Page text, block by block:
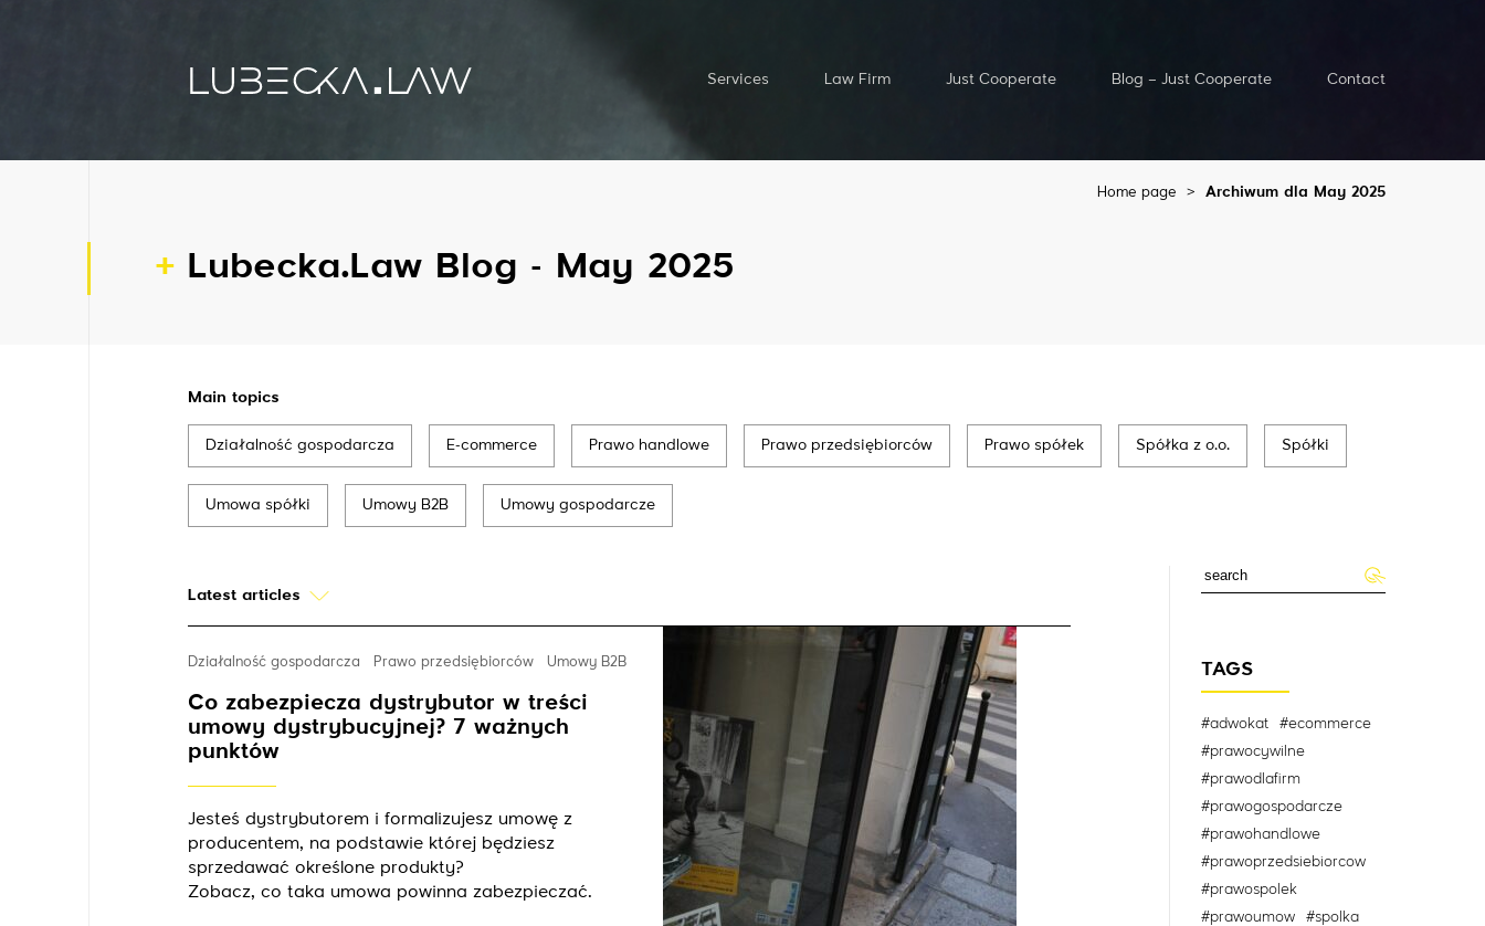
Services Law Firm Just Cooperate Blog – Just Cooperate Contact
Home page > Archiwum dla May 2025
Lubecka.Law Blog - May 2025
Main topics
Działalność gospodarcza E-commerce Prawo handlowe Prawo przedsiębiorców Prawo spółek Spółka z o.o. Spółki
Umowa spółki Umowy B2B Umowy gospodarcze
Latest articles
Działalność gospodarcza Prawo przedsiębiorców Umowy B2B
Co zabezpiecza dystrybutor w treści
umowy dystrybucyjnej? 7 ważnych
punktów
Jesteś dystrybutorem i formalizujesz umowę z
producentem, na podstawie której będziesz
sprzedawać określone produkty?
Zobacz, co taka umowa powinna zabezpieczać.
TAGS
#adwokat
#ecommerce
#prawocywilne
#prawodlafirm
#prawogospodarcze
#prawohandlowe
#prawoprzedsiebiorcow
#prawospolek
#prawoumow
#spolka